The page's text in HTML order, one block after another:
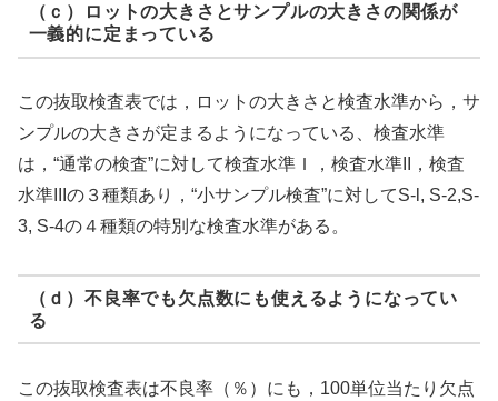
（ｃ）ロットの大きさとサンプルの大きさの関係が
一義的に定まっている
この抜取検査表では，ロットの大きさと検査水準から，サ
ンプルの大きさが定まるようになっている、検査水準
は，“通常の検査”に対して検査水準Ｉ，検査水準II，検査
水準IIIの３種類あり，“小サンプル検査”に対してS-l, S-2,S-
3, S-4の４種類の特別な検査水準がある。
（ｄ）不良率でも欠点数にも使えるようになってい
る
この抜取検査表は不良率（％）にも，100単位当たり欠点